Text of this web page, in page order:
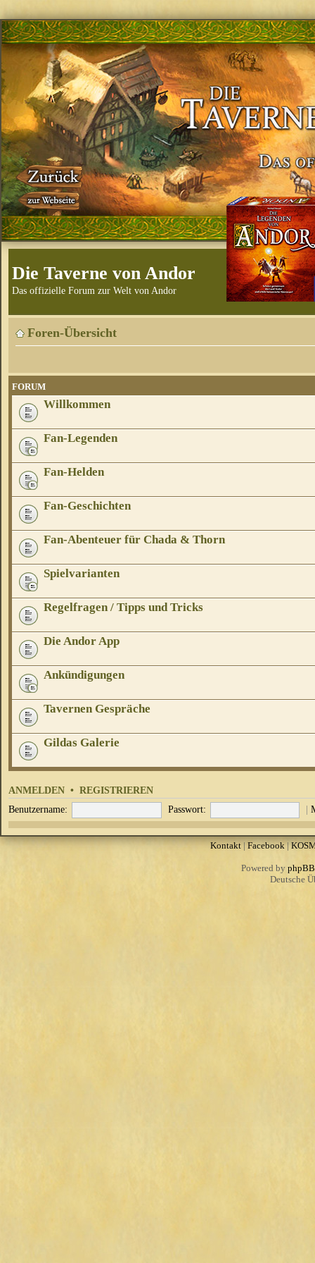
Die Taverne von Andor
Das offizielle Forum zur Welt von Andor
Foren-Übersicht
FORUM
Willkommen
Fan-Legenden
Fan-Helden
Fan-Geschichten
Fan-Abenteuer für Chada & Thorn
Spielvarianten
Regelfragen / Tipps und Tricks
Die Andor App
Ankündigungen
Tavernen Gespräche
Gildas Galerie
ANMELDEN • REGISTRIEREN
Benutzername: Passwort: |
Kontakt| Facebook|
Powered by phpBB
Deutsche